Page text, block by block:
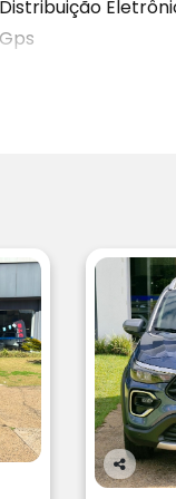
Distribuição
Gps
Co